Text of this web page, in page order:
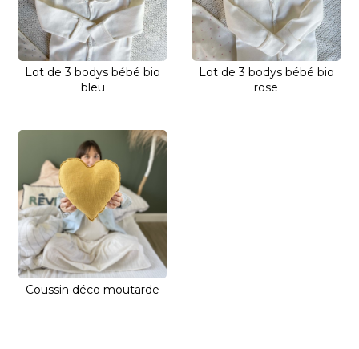
Lot de 3 bodys bébé bio
bleu
Lot de 3 bodys bébé bio
rose
Coussin déco moutarde